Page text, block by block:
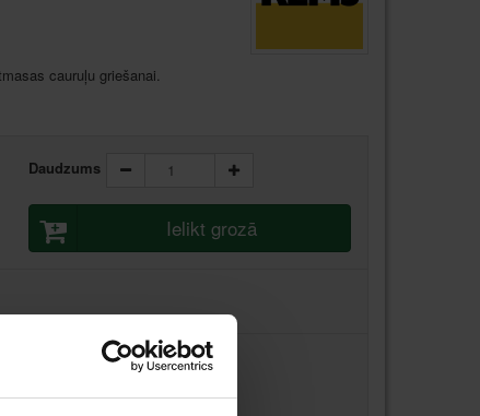
cauruļu griešanai.
Daudzums
Ielikt grozā